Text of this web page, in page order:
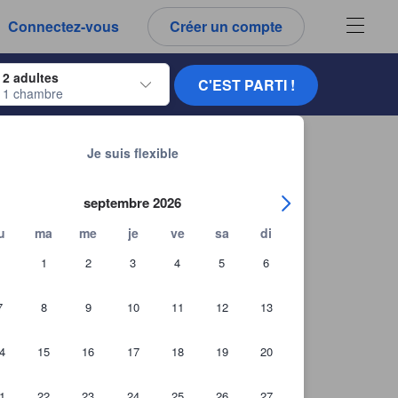
Connectez-vous Créer un compte
naviguer, appuyez sur Entrée pour sélectionner.
2 adultes
1 chambre
de dates. Utilisez les flèches du clavier pour naviguer entre les
Je suis flexible
septembre 2026
ma me je ve sa di
1 2 3 4 5 6
8 9 10 11 12 13
15 16 17 18 19 20
C'EST PARTI !
et tous les commentaires que vous voyez sont authentiques.